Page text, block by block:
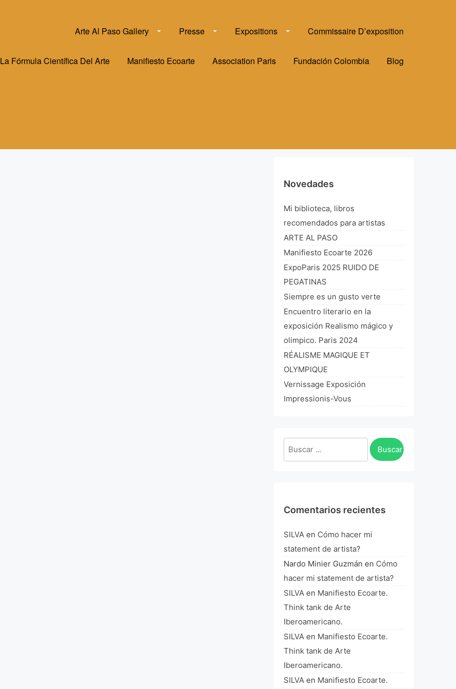
Arte Al Paso Gallery Presse Expositions Commissaire D’exposition
La Fórmula Científica Del Arte Manifiesto Ecoarte Association Paris Fundación Colombia Blog
Novedades
Mi biblioteca, libros
recomendados para artistas
ARTE AL PASO
Manifiesto Ecoarte 2026
ExpoParis 2025 RUIDO DE
PEGATINAS
Siempre es un gusto verte
Encuentro literario en la
exposición Realismo mágico y
olimpico. Paris 2024
RÉALISME MAGIQUE ET
OLYMPIQUE
Vernissage Exposición
Impressionis-Vous
Buscar:
Comentarios recientes
SILVA en Cómo hacer mi
statement de artista?
Nardo Minier Guzmán en Cómo
hacer mi statement de artista?
SILVA en Manifiesto Ecoarte.
Think tank de Arte
Iberoamericano.
SILVA en Manifiesto Ecoarte.
Think tank de Arte
Iberoamericano.
SILVA en Manifiesto Ecoarte.